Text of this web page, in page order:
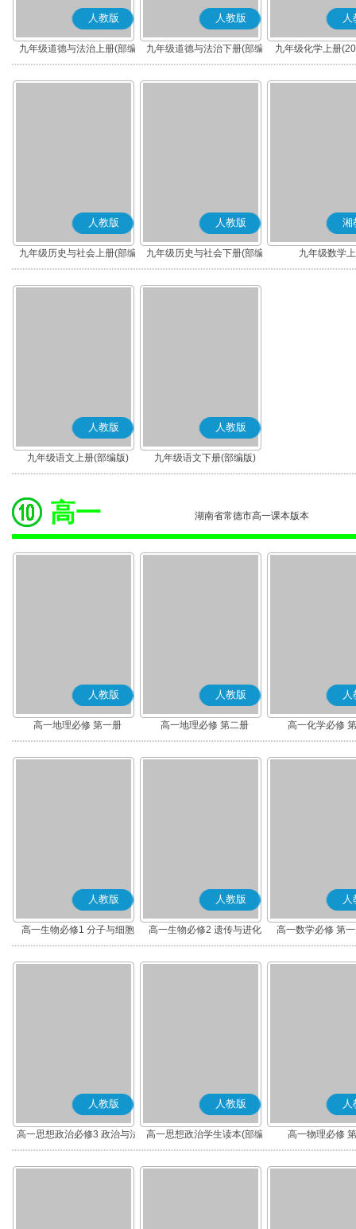
人教版
九年级道德与法治上册(部编
版)
人教版
九年级道德与法治下册(部编
版)
人
九年级化学上册
人教版
九年级历史与社会上册(部编
版)
人教版
九年级历史与社会下册(部编
版)
湘
九年级数学
人教版
九年级语文上册(部编版)
人教版
九年级语文下册(部编版)
高一 湖南省常德市高一课本版本
人教版
高一地理必修 第一册
人教版
高一地理必修 第二册
人
高一化学必修
人教版
高一生物必修1 分子与细胞
人教版
高一生物必修2 遗传与进化
人
高一数学必修 第
人教版
高一思想政治必修3 政治与法
治(部编版)
人教版
高一思想政治学生读本(部编
版)
人
高一物理必修